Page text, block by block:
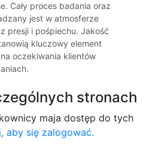
Cały proces badania oraz
jest w atmosferze
presji i pośpiechu. Jakość
kluczowy element
oczekiwania klientów
stronach
maja dostęp do tych
aby się zalogować.